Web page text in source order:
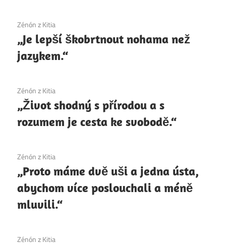
1. 12. 2020
Zénón z Kitia
„Je lepší škobrtnout nohama než
jazykem.“
1. 12. 2020
Zénón z Kitia
„Život shodný s přírodou a s
rozumem je cesta ke svobodě.“
1. 12. 2020
Zénón z Kitia
„Proto máme dvě uši a jedna ústa,
abychom více poslouchali a méně
mluvili.“
1. 12. 2020
Zénón z Kitia